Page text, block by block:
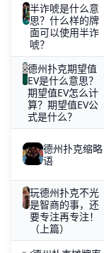
半诈唬是什么意
思？什么样的牌
面可以使用半诈
唬？
德州扑克期望值
EV是什么意思？
期望值EV怎么计
算？期望值EV公
式是什么？
德州扑克缩略
语
玩德州扑克不光
是智商的事，还
要专注再专注！
（上篇）